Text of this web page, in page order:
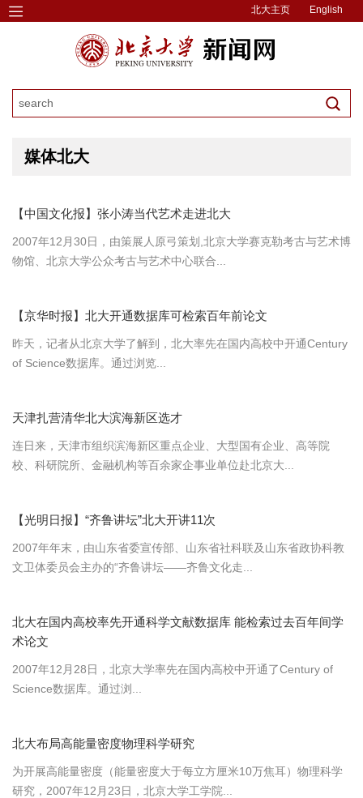
北大主页 English
媒体北大
【中国文化报】张小涛当代艺术走进北大
2007年12月30日，由策展人原弓策划,北京大学赛克勒考古与艺术博
物馆、北京大学公众考古与艺术中心联合...
【京华时报】北大开通数据库可检索百年前论文
昨天，记者从北京大学了解到，北大率先在国内高校中开通Century
of Science数据库。通过浏览...
天津扎营清华北大滨海新区选才
连日来，天津市组织滨海新区重点企业、大型国有企业、高等院
校、科研院所、金融机构等百余家企事业单位赴北京大...
【光明日报】“齐鲁讲坛”北大开讲11次
2007年年末，由山东省委宣传部、山东省社科联及山东省政协科教
文卫体委员会主办的“齐鲁讲坛——齐鲁文化走...
北大在国内高校率先开通科学文献数据库 能检索过去百年间学
术论文
2007年12月28日，北京大学率先在国内高校中开通了Century of
Science数据库。通过浏...
北大布局高能量密度物理科学研究
为开展高能量密度（能量密度大于每立方厘米10万焦耳）物理科学
研究，2007年12月23日，北京大学工学院...